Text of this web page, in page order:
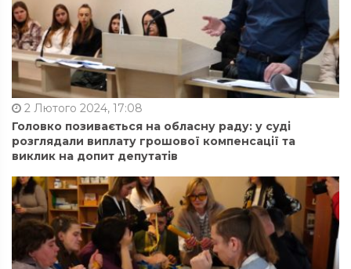
2 Лютого 2024, 17:08
Головко позивається на обласну раду: у суді
розглядали виплату грошової компенсації та
виклик на допит депутатів